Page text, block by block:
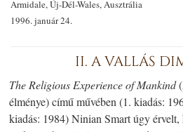
Armidale, Új-Dél-Wales, Ausztrália
1996. január 24.
II. A VALLÁS
The Religious Experience of Mankind
élménye) című művében (1. kiadás:
kiadás: 1984) Ninian Smart úgy